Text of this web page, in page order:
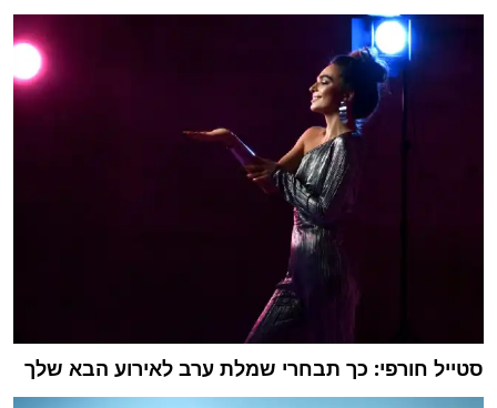
סטייל חורפי: כך תבחרי שמלת ערב לאירוע הבא שלך